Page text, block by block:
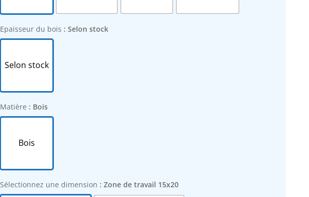
Epaisseur du bois : Selon stock
Selon stock
Matière : Bois
Bois
Sélectionnez une dimension : Zone de travail 15x20